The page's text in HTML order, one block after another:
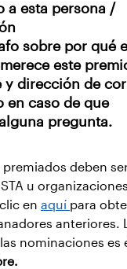
a esta persona /
sobre por qué
este
y dirección de
en caso de que
pregunta.
premiados deben
u organizaciones
en aquí para
anteriores.
nominaciones es